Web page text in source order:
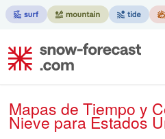
Mapas de Tiempo y Condiciones de
Nievepara Estados